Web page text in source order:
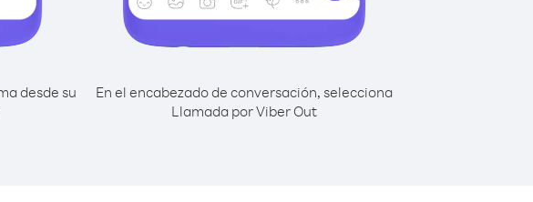
desde su
En el encabezado de conversación, selecciona
Llamada por Viber Out